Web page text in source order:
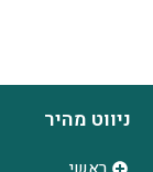
ניווט מהיר